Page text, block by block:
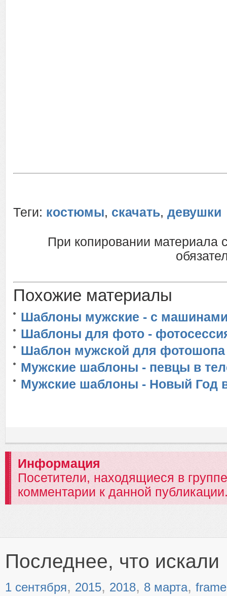
Теги: костюмы, скачать, девушки
При копировании материала
Похожие материалы
Шаблоны мужские - с
Шаблоны для фото -
Шаблон мужской для фотошопа
Мужские шаблоны - певцы в
Мужские шаблоны - Новый Год
Информация
Посетители, находящиеся в
комментарии к данной
Последнее, что искали
1 сентября, 2015, 2018, 8 марта, frame